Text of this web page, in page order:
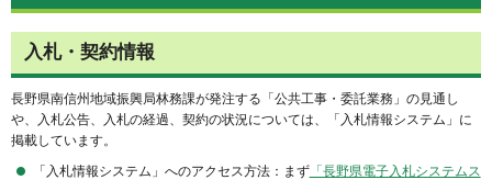
入札・契約情報
長野県南信州地域振興局林務課が発注する「公共工事・委託業務」の見通し
や、入札公告、入札の経過、契約の状況については、「入札情報システム」に
掲載しています。
「入札情報システム」へのアクセス方法：まず「長野県電子入札システムス